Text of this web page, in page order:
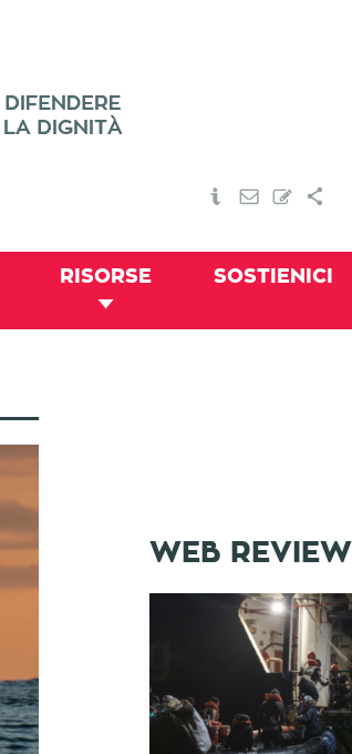
RISORSE SOSTIENICI
WEB REVIEW